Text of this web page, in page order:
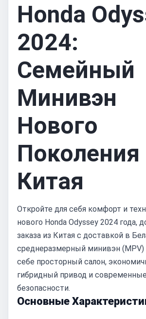
Honda
2024:
Семейный
Минивэн
Нового
Поколения
Китая
Откройте для себя комфорт и
нового Honda Odyssey 2024 года,
заказа из Китая с доставкой в
среднеразмерный минивэн (MPV)
себе просторный салон,
гибридный привод и
безопасности.
Основные